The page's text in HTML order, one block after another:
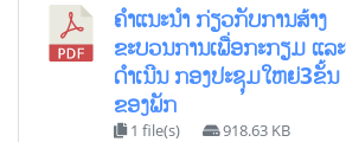
ຄຳແນະນຳ ກ່ຽວກັບການສ້າງ
ຂະບວນການເພື່ອກະກຽມ ແລະ
ດຳເນີນ ກອງປະຊຸມໃຫຍ່3ຂັ້ນ
ຂອງພັກ
1 file(s) 918.63 KB